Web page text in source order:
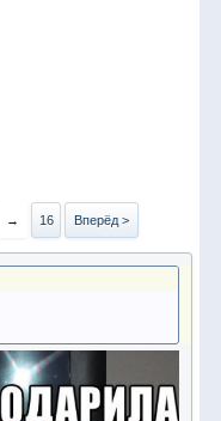
→ 16 Вперёд >